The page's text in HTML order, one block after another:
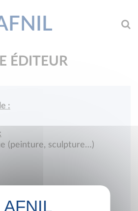
ÉDITEUR
:
(peinture, sculpture…)